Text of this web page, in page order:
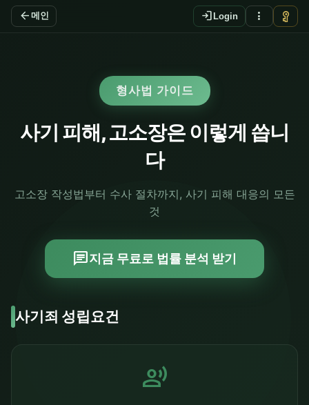
arrow_back 메인 login Login more_vert vpn_key
형사법 가이드
사기 피해, 고소장은 이렇게 씁니
다
고소장 작성법부터 수사 절차까지, 사기 피해 대응의 모든
것
chat지금 무료로 법률 분석 받기
사기죄 성립요건
record_voice_over